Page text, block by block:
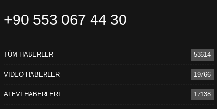
+90 553 067 44 30
TÜM HABERLER 53614
VİDEO HABERLER 19766
ALEVİ HABERLERİ 17138